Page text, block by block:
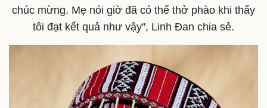
chúc mừng. Mẹ nói giờ đã có thể thở phào khi thấy
tôi đạt kết quả như vậy", Linh Đan chia sẻ.